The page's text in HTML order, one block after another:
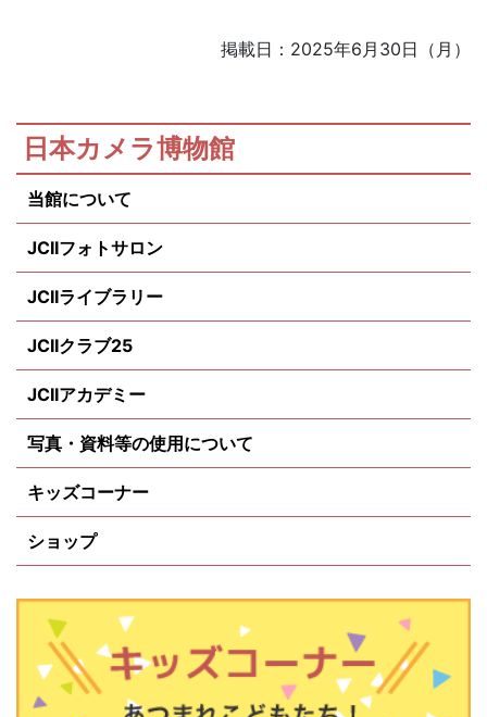
掲載日：2025年6月30日（月）
日本カメラ博物館
当館について
JCIIフォトサロン
JCIIライブラリー
JCIIクラブ25
JCIIアカデミー
写真・資料等の使用について
キッズコーナー
ショップ